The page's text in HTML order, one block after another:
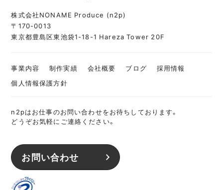
株式会社NONAME Produce (n2p)
〒170-0013
東京都豊島区東池袋1-18-1 Hareza Tower 20F
事業内容 制作実績 会社概要 ブログ
採用情報
個人情報保護方針
n2pはお仕事のお問い合わせをお待ちしております。
どうぞお気軽にご連絡ください。
お問い合わせ